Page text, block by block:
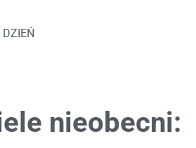
nieobecni: